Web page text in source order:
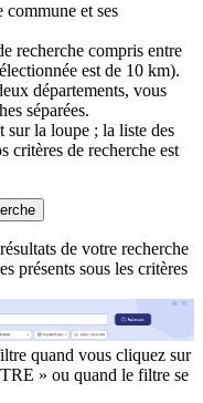
commune et ses
recherche compris entre
est de 10 km).
départements, vous
séparées.
sur la loupe ; la liste des
critères de recherche est
de votre recherche
présents sous les critères
quand vous cliquez sur
» ou quand le filtre se